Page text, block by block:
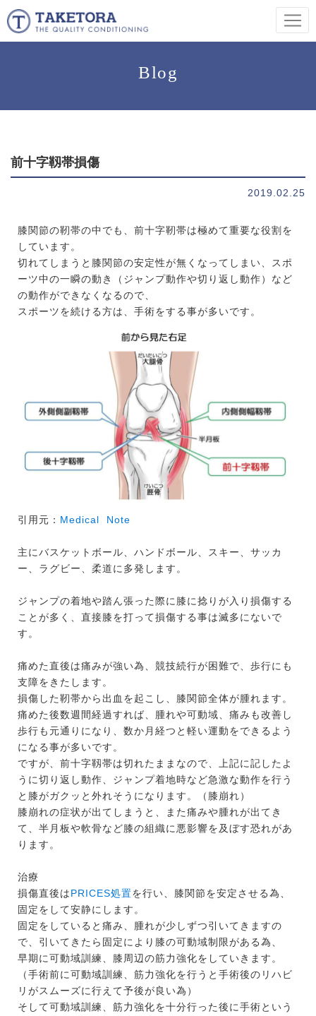
Blog
前十字靱帯損傷
2019.02.25
膝関節の靭帯の中でも、前十字靭帯は極めて重要な役割を
しています。
切れてしまうと膝関節の安定性が無くなってしまい、スポ
ーツ中の一瞬の動き（ジャンプ動作や切り返し動作）など
の動作ができなくなるので、
スポーツを続ける方は、手術をする事が多いです。
引用元： Medical Note
主にバスケットボール、ハンドボール、スキー、サッカ
ー、ラグビー、柔道に多発します。
ジャンプの着地や踏ん張った際に膝に捻りが入り損傷する
ことが多く、直接膝を打って損傷する事は滅多にないで
す。
痛めた直後は痛みが強い為、競技続行が困難で、歩行にも
支障をきたします。
損傷した靭帯から出血を起こし、膝関節全体が腫れます。
痛めた後数週間経過すれば、腫れや可動域、痛みも改善し
歩行も元通りになり、数か月経つと軽い運動をできるよう
になる事が多いです。
ですが、前十字靱帯は切れたままなので、上記に記したよ
うに切り返し動作、ジャンプ着地時など急激な動作を行う
と膝がガクッと外れそうになります。（膝崩れ）
膝崩れの症状が出てしまうと、また痛みや腫れが出てき
て、半月板や軟骨など膝の組織に悪影響を及ぼす恐れがあ
ります。
治療
損傷直後はPRICES処置を行い、膝関節を安定させる為、
固定をして安静にします。
固定をしていると痛み、腫れが少しずつ引いてきますの
で、引いてきたら固定により膝の可動域制限がある為、
早期に可動域訓練、膝周辺の筋力強化をしていきます。
（手術前に可動域訓練、筋力強化を行うと手術後のリハビ
リがスムーズに行えて予後が良い為）
そして可動域訓練、筋力強化を十分行った後に手術という